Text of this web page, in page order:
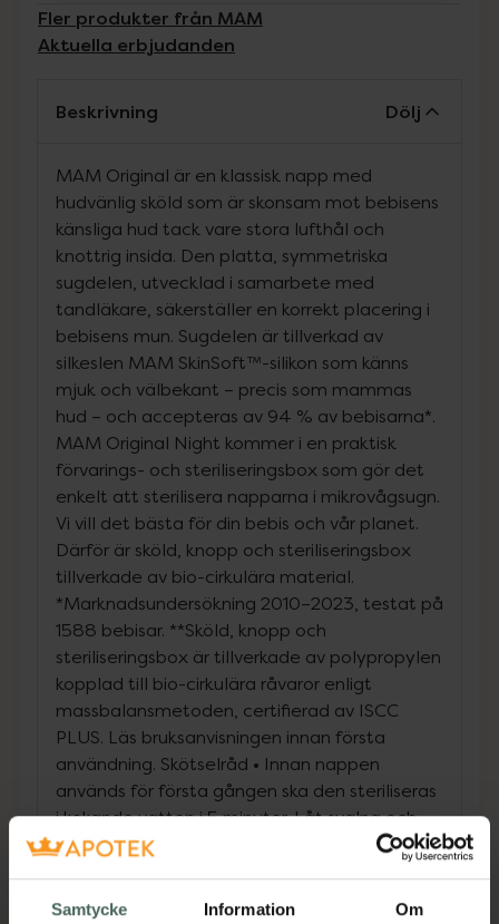
Samtycke Information Om
Fler produkter från MAM
Aktuella erbjudanden
Beskrivning Dölj
MAM Original är en klassisk napp med
hudvänlig sköld som är skonsam mot bebisens
känsliga hud tack vare stora lufthål och
knottrig insida. Den platta, symmetriska
sugdelen, utvecklad i samarbete med
tandläkare, säkerställer en korrekt placering i
bebisens mun. Sugdelen är tillverkad av
silkeslen MAM SkinSoft™-silikon som känns
mjuk och välbekant – precis som mammas
hud – och accepteras av 94 % av bebisarna*.
MAM Original Night kommer i en praktisk
förvarings- och steriliseringsbox som gör det
enkelt att sterilisera napparna i mikrovågsugn.
Vi vill det bästa för din bebis och vår planet.
Därför är sköld, knopp och steriliseringsbox
tillverkade av bio-cirkulära material.
*Marknadsundersökning 2010–2023, testat på
1588 bebisar. **Sköld, knopp och
steriliseringsbox är tillverkade av polypropylen
kopplad till bio-cirkulära råvaror enligt
massbalansmetoden, certifierad av ISCC
PLUS. Läs bruksanvisningen innan första
användning. Skötselråd • Innan nappen
används för första gången ska den steriliseras
i kokande vatten i 5 minuter. Låt svalna och
pressa ut allt instängt vatten som kan ha
hygienen. • Rengör nappen före varje